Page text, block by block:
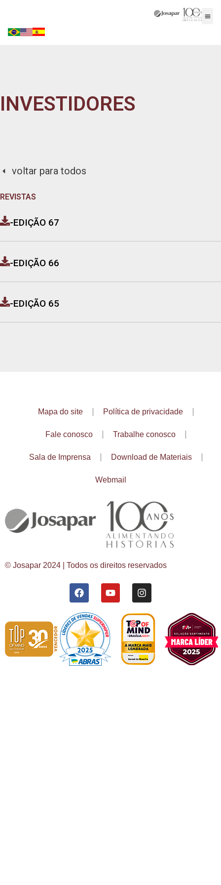
INVESTIDORES
voltar para todos
REVISTAS
-EDIÇÃO 67
-EDIÇÃO 66
-EDIÇÃO 65
Mapa do site Política de privacidade
Fale conosco Trabalhe conosco
Sala de Imprensa Download de Materiais
Webmail
© Josapar 2024 | Todos os direitos reservados